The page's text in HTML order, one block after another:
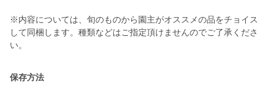
※内容については、旬のものから園主がオススメの品をチョイス
して同梱します。種類などはご指定頂けませんのでご了承くださ
い。
保存方法